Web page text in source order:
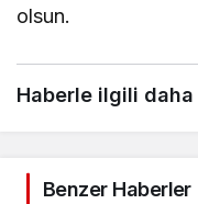
olsun.
Haberle ilgili daha
Benzer Haberler